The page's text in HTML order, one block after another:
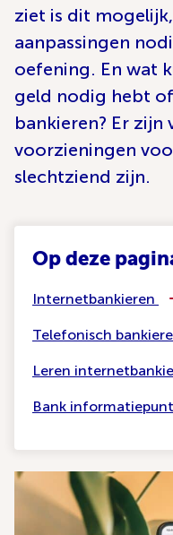
ziet is dit
aanpassingen
oefening. En wat
geld nodig hebt
bankieren? Er zijn
voorzieningen
slechtziend zijn.
Op deze
Internetbankieren
Telefonisch
Leren
Bank informatiepunt